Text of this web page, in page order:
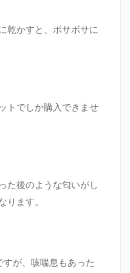
乾かすと、ボサボサに
トでしか購入できませ
た後のような匂いがし
ります。
が、咳喘息もあった